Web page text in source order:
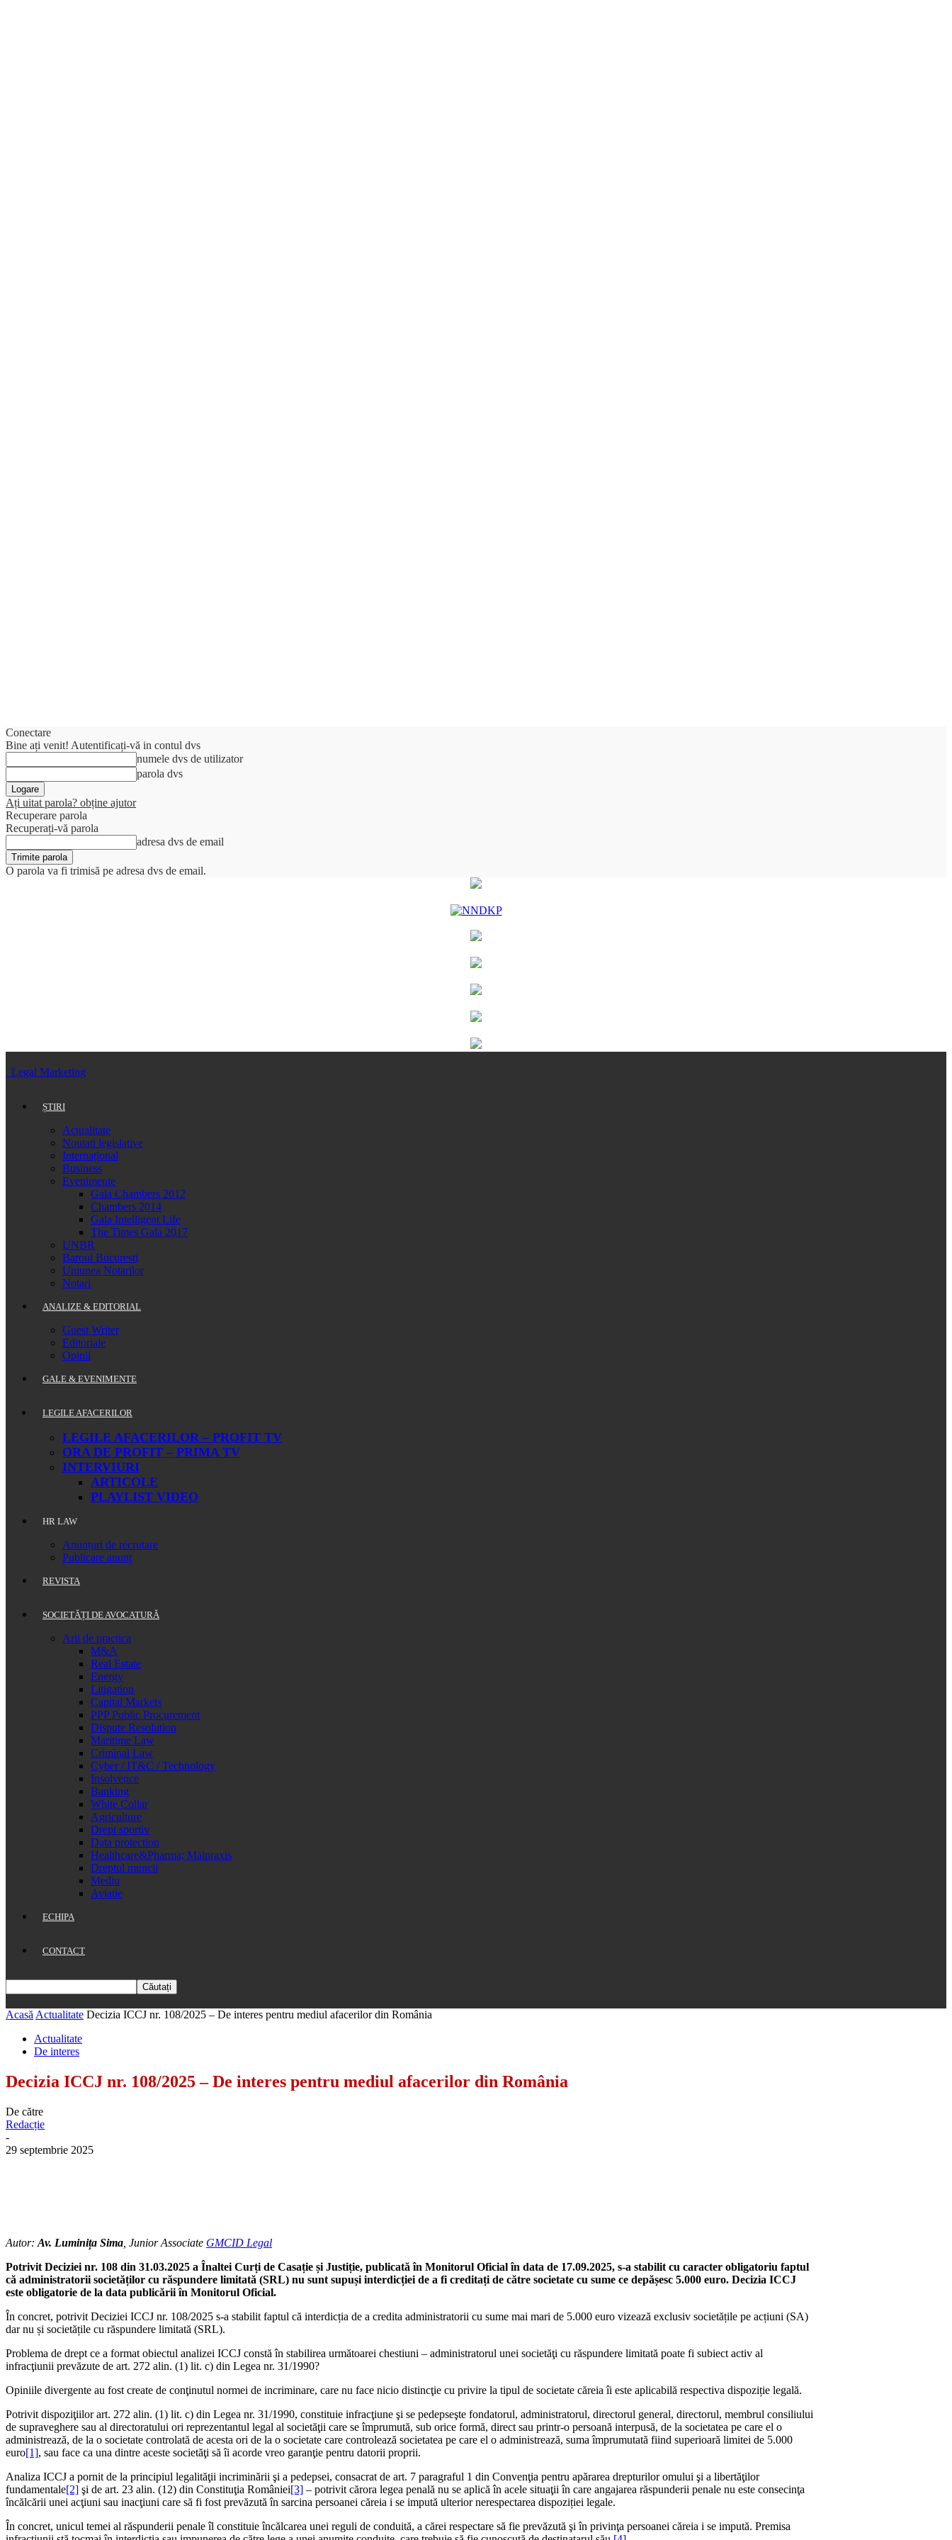
Conectare
Bine ați venit! Autentificați-vă in contul dvs
numele dvs de utilizator
parola dvs
Ați uitat parola? obține ajutor
Recuperare parola
Recuperați-vă parola
adresa dvs de email
O parola va fi trimisă pe adresa dvs de email.
Legal Marketing
ȘTIRI
Actualitate
Noutati legislative
Internațional
Business
Evenimente
Gala Chambers 2012
Chambers 2014
Gala Intelligent Life
The Times Gala 2017
UNBR
Baroul Bucuresti
Uniunea Notarilor
Notari
ANALIZE & EDITORIAL
Guest Writer
Editoriale
Opinii
GALE & EVENIMENTE
LEGILE AFACERILOR
LEGILE AFACERILOR – PROFIT TV
ORA DE PROFIT – PRIMA TV
INTERVIURI
ARTICOLE
PLAYLIST VIDEO
HR LAW
Anunțuri de recrutare
Publicare anunț
REVISTA
SOCIETĂȚI DE AVOCATURĂ
Arii de practica
M&A
Real Estate
Energy
Litigation
Capital Markets
PPP Public Procurement
Dispute Resolution
Maritime Law
Criminal Law
Cyber / IT&C / Technology
Insolvence
Banking
White Collar
Agriculture
Drept sportiv
Data protection
Healthcare&Pharma; Malpraxis
Dreptul muncii
Mediu
Aviatie
ECHIPA
CONTACT
Acasă Actualitate Decizia ICCJ nr. 108/2025 – De interes pentru mediul afacerilor din România
Actualitate
De interes
Decizia ICCJ nr. 108/2025 – De interes pentru mediul afacerilor din România
De către
Redacție
-
29 septembrie 2025
Autor: Av. Luminița Sima , Junior Associate GMCID Legal
Potrivit Deciziei nr. 108 din 31.03.2025 a Înaltei Curți de Casație și Justiție, publicată în Monitorul Oficial în data de 17.09.2025, s-a stabilit cu caracter obligatoriu faptul
că administratorii societăților cu răspundere limitată (SRL) nu sunt supuși interdicției de a fi creditați de către societate cu sume ce depășesc 5.000 euro. Decizia ICCJ
este obligatorie de la data publicării în Monitorul Oficial.
În concret, potrivit Deciziei ICCJ nr. 108/2025 s-a stabilit faptul că interdicția de a credita administratorii cu sume mai mari de 5.000 euro vizează exclusiv societățile pe acțiuni (SA)
dar nu și societățile cu răspundere limitată (SRL).
Problema de drept ce a format obiectul analizei ICCJ constă în stabilirea următoarei chestiuni – administratorul unei societăţi cu răspundere limitată poate fi subiect activ al
infracţiunii prevăzute de art. 272 alin. (1) lit. c) din Legea nr. 31/1990?
Opiniile divergente au fost create de conţinutul normei de incriminare, care nu face nicio distincţie cu privire la tipul de societate căreia îi este aplicabilă respectiva dispoziție legală.
Potrivit dispoziţiilor art. 272 alin. (1) lit. c) din Legea nr. 31/1990, constituie infracţiune şi se pedepseşte fondatorul, administratorul, directorul general, directorul, membrul consiliului
de supraveghere sau al directoratului ori reprezentantul legal al societăţii care se împrumută, sub orice formă, direct sau printr-o persoană interpusă, de la societatea pe care el o
administrează, de la o societate controlată de acesta ori de la o societate care controlează societatea pe care el o administrează, suma împrumutată fiind superioară limitei de 5.000
euro[1], sau face ca una dintre aceste societăţi să îi acorde vreo garanţie pentru datorii proprii.
Analiza ICCJ a pornit de la principiul legalităţii incriminării şi a pedepsei, consacrat de art. 7 paragraful 1 din Convenţia pentru apărarea drepturilor omului şi a libertăţilor
fundamentale[2] şi de art. 23 alin. (12) din Constituţia României[3] – potrivit cărora legea penală nu se aplică în acele situaţii în care angajarea răspunderii penale nu este consecinţa
încălcării unei acţiuni sau inacţiuni care să fi fost prevăzută în sarcina persoanei căreia i se impută ulterior nerespectarea dispoziției legale.
În concret, unicul temei al răspunderii penale îl constituie încălcarea unei reguli de conduită, a cărei respectare să fie prevăzută şi în privinţa persoanei căreia i se impută. Premisa